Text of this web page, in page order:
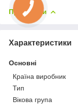
Приховати
Характеристики
Основні
Країна виробник
Тип
Вікова група